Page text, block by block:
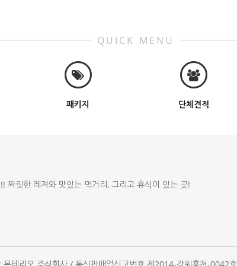
QUICK MENU
패키지 단체견적
짜릿한 레져와 맛있는 먹거리, 그리고 휴식이 있는 곳!